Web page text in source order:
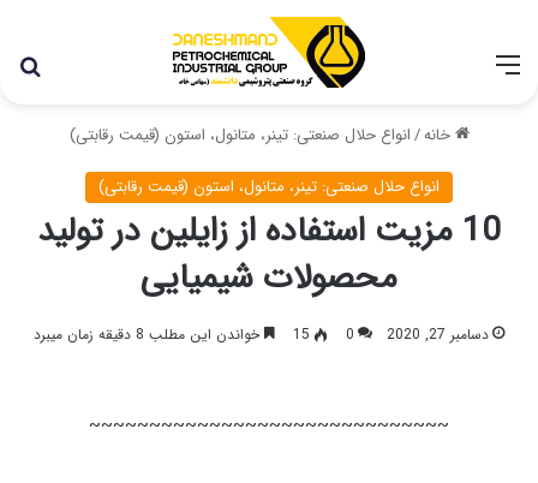
خانه/انواع حلال صنعتی: تینر، متانول، استون (قیمت رقابتی)
انواع حلال صنعتی: تینر، متانول، استون (قیمت رقابتی)
10 مزیت استفاده از زایلین در تولید
محصولات شیمیایی
دسامبر 27, 2020 0
15 خواندن این مطلب 8 دقیقه زمان میبرد
~~~~~~~~~~~~~~~~~~~~~~~~~~~~~~
با توجه به شرایط اخیر در کشور، مجموعه پتروشیمی دانشمند
همچنان با تمام توان در حال فعالیت می باشد.